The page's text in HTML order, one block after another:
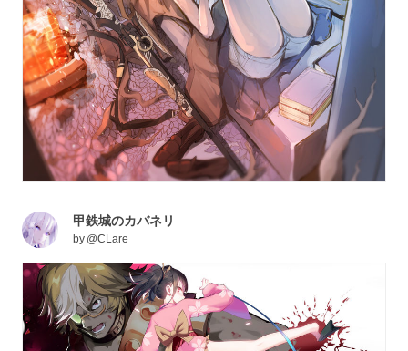
甲鉄城のカバネリ
by @CLare